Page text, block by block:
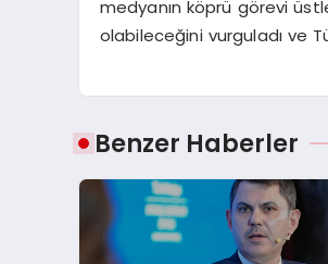
medyanın köprü görevi
olabileceğini vurguladı ve
Benzer Haberler